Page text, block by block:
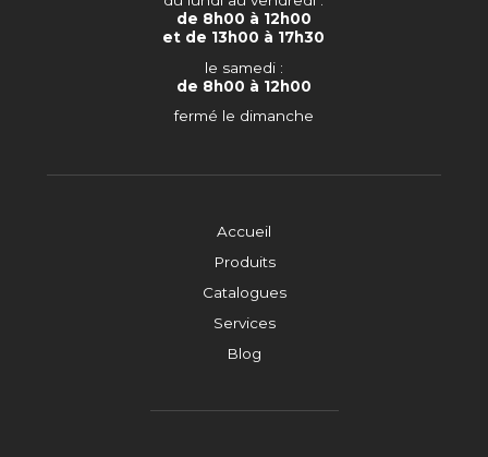
Accueil
Produits
Catalogues
Services
Blog
de 8h00 à 12h00
et de 13h00 à 17h30
le samedi :
de 8h00 à 12h00
fermé le dimanche